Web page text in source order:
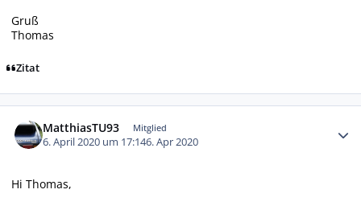
Gruß
Thomas
Zitat
MatthiasTU93 Mitglied
6. April 2020 um 17:146. Apr 2020
Hi Thomas,